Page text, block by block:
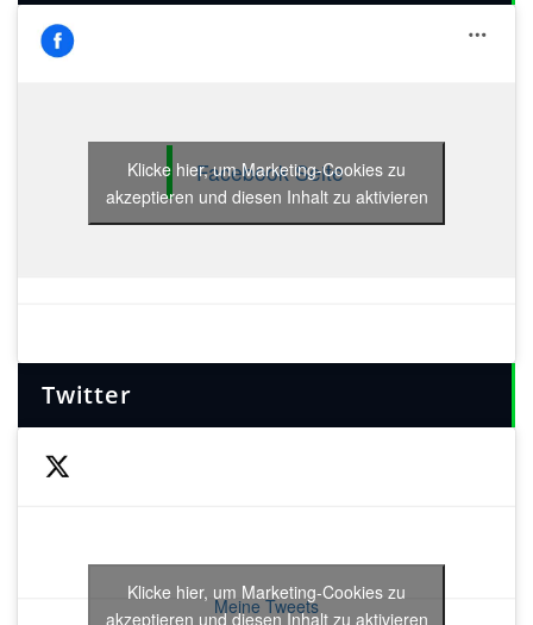
Facebook Seite
Klicke hier, um Marketing-Cookies zu
akzeptieren und diesen Inhalt zu aktivieren
Twitter
Meine Tweets
Klicke hier, um Marketing-Cookies zu
akzeptieren und diesen Inhalt zu aktivieren